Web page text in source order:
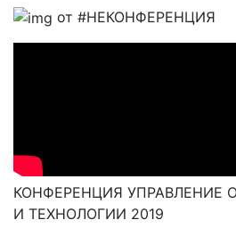
от #НЕКОНФЕРЕНЦИЯ
КОНФЕРЕНЦИЯ УПРАВЛЕНИЕ
И ТЕХНОЛОГИИ 2019